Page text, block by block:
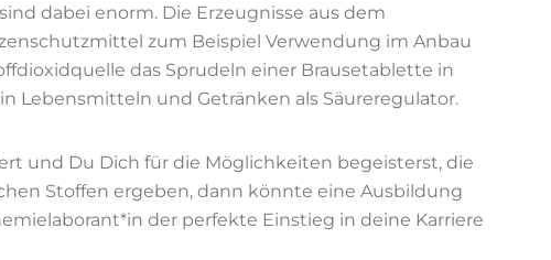
dabei enorm. Die Erzeugnisse aus dem
zum Beispiel Verwendung im Anbau
das Sprudeln einer Brausetablette in
Lebensmitteln und Getränken als Säureregulator.
und Du Dich für die Möglichkeiten begeisterst, die
Stoffen ergeben, dann könnte eine Ausbildung
der perfekte Einstieg in deine Karriere